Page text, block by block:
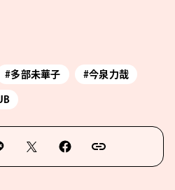
#多部未華子 #今泉力哉